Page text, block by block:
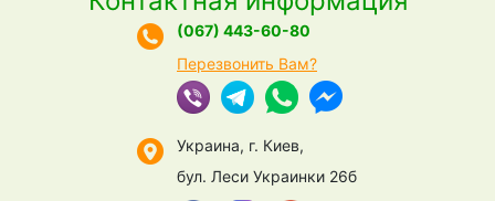
(067) 443-60-80
Перезвонить Вам?
Украина, г. Киев,
бул. Леси Украинки 26б